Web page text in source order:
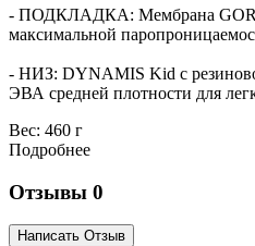
- ПОДКЛАДКА: Мембрана
максимальной
- НИЗ: DYNAMIS Kid с
ЭВА средней плотности для
Вес: 460 г
Подробнее
Отзывы 0